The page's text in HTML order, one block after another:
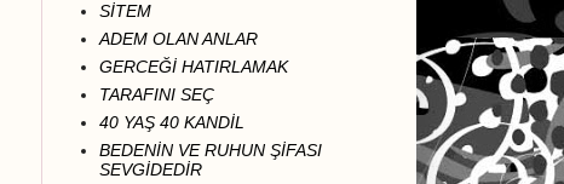
SİTEM
ADEM OLAN ANLAR
GERCEĞİ HATIRLAMAK
TARAFINI SEÇ
40 YAŞ 40 KANDİL
BEDENİN VE RUHUN ŞİFASI
SEVGİDEDİR